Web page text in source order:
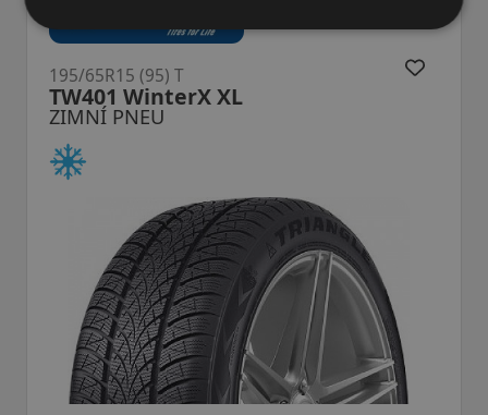
Winguard SnowG WH2